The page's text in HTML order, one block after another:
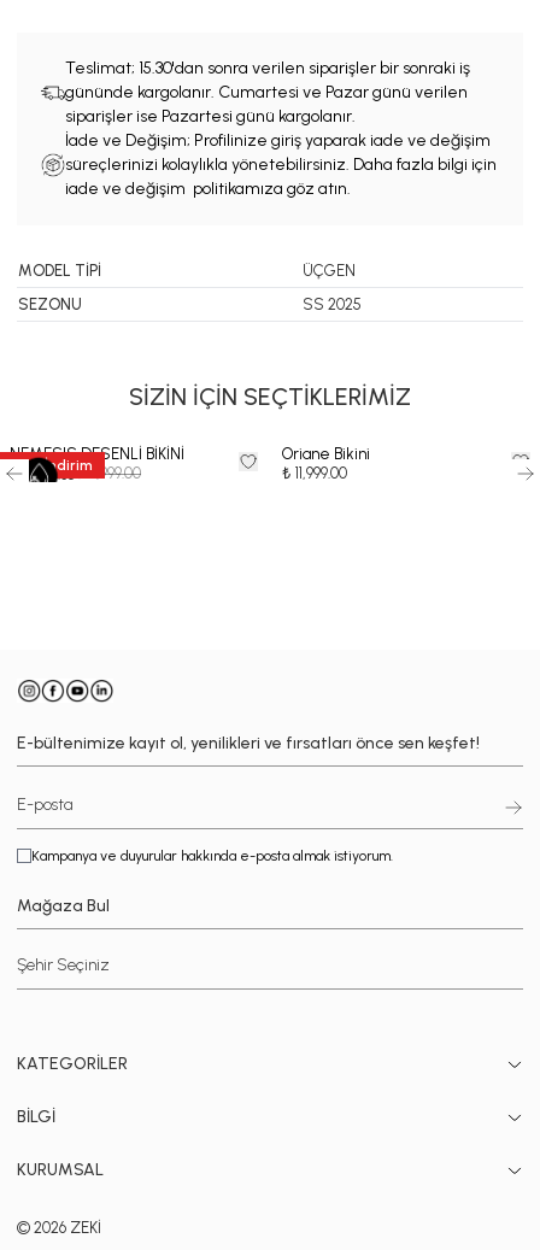
Teslimat; 15.30'dan sonra verilen siparişler bir sonraki iş
gününde kargolanır. Cumartesi ve Pazar günü verilen
siparişler ise Pazartesi günü kargolanır.
İade ve Değişim; Profilinize giriş yaparak iade ve değişim
süreçlerinizi kolaylıkla yönetebilirsiniz. Daha fazla bilgi için
iade ve değişim politikamıza göz atın.
MODEL TİPİ
ÜÇGEN
SEZONU
SS 2025
SİZİN İÇİN SEÇTİKLERİMİZ
35 %İndirim
NEMESIS DESENLİ BİKİNİ
₺ 7,799.35 ₺ 11,999.00
Oriane Bikini
₺ 11,999.00
E-bültenimize kayıt ol, yenilikleri ve fırsatları önce sen keşfet!
Kampanya ve duyurular hakkında e-posta almak istiyorum.
Mağaza Bul
KATEGORİLER
BİLGİ
KURUMSAL
© 2026 ZEKİ